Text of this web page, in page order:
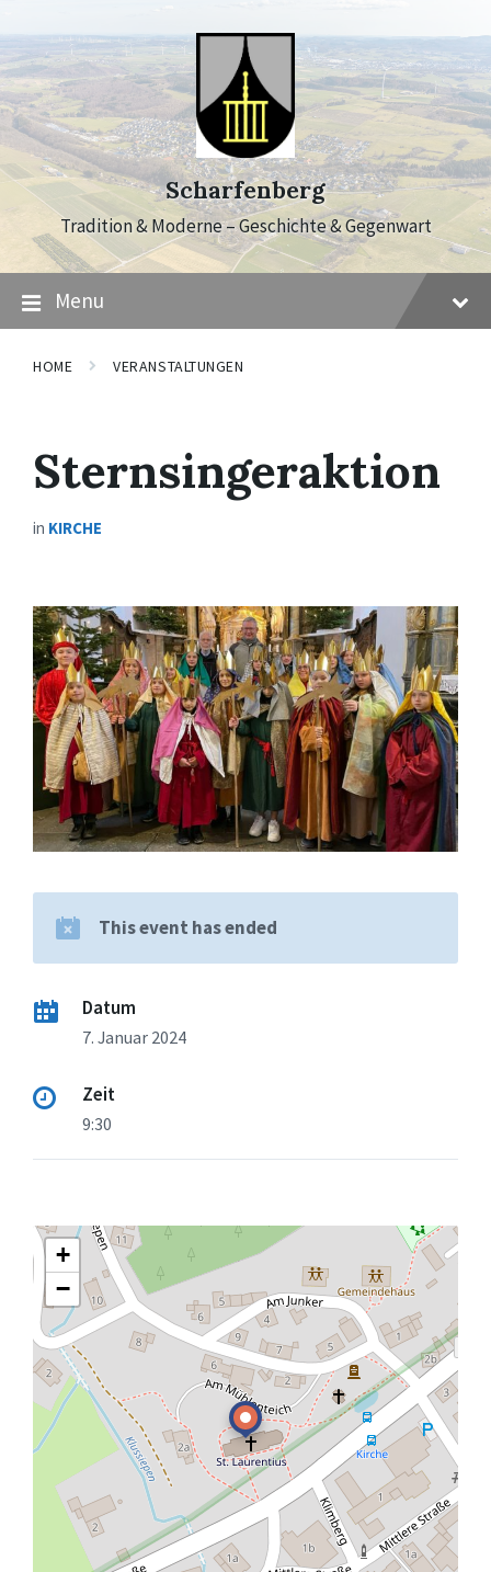
content
main
navigation
footer
Scharfenberg
Tradition & Moderne – Geschichte & Gegenwart
Menu
HOME VERANSTALTUNGEN
Sternsingeraktion
in KIRCHE
This event has ended
Datum
7. Januar 2024
Zeit
9:30
+
−